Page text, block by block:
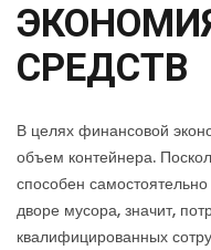
СРЕДСТВ
В целях финансовой
объем контейнера.
способен
дворе мусора, значит,
квалифицированных